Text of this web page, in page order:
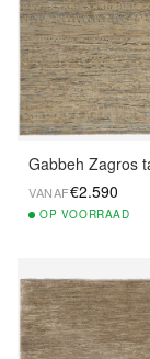
Gabbeh Zagros
VANAF€2.590
OP VOORRAAD